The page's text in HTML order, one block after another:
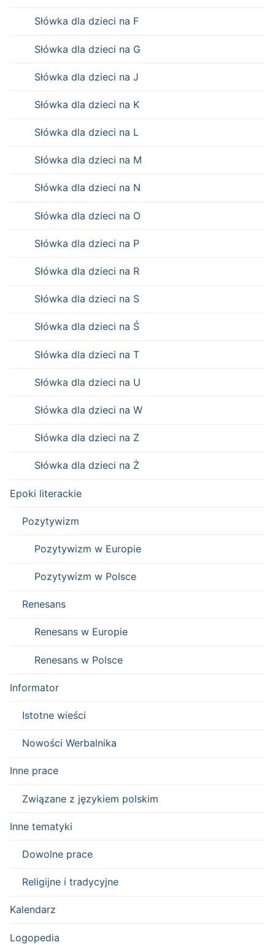
Słówka dla dzieci na F
Słówka dla dzieci na G
Słówka dla dzieci na J
Słówka dla dzieci na K
Słówka dla dzieci na L
Słówka dla dzieci na M
Słówka dla dzieci na N
Słówka dla dzieci na O
Słówka dla dzieci na P
Słówka dla dzieci na R
Słówka dla dzieci na S
Słówka dla dzieci na Ś
Słówka dla dzieci na T
Słówka dla dzieci na U
Słówka dla dzieci na W
Słówka dla dzieci na Z
Słówka dla dzieci na Ż
Epoki literackie
Pozytywizm
Pozytywizm w Europie
Pozytywizm w Polsce
Renesans
Renesans w Europie
Renesans w Polsce
Informator
Istotne wieści
Nowości Werbalnika
Inne prace
Związane z językiem polskim
Inne tematyki
Dowolne prace
Religijne i tradycyjne
Kalendarz
Logopedia